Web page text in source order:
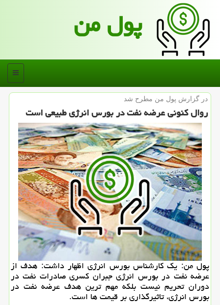
پول من
منو
در گزارش پول من مطرح شد
روال كنونی عرضه نفت در بورس انرژی طبیعی است
پول من: یك كارشناس بورس انرژی اظهار داشت: هدف از
عرضه نفت در بورس انرژی جبران كسری صادرات نفت در
دوران تحریم نیست بلكه مهم ترین هدف عرضه نفت در
بورس انرژی، تاثیرگذاری بر قیمت ها است.